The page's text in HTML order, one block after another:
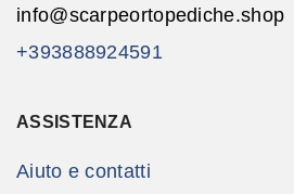
info@scarpeortopediche.shop
+393888924591
ASSISTENZA
Aiuto e contatti